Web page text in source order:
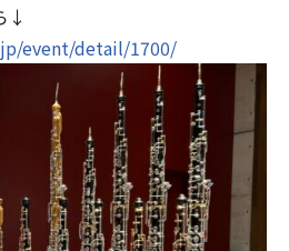
↓
event/detail/1700/